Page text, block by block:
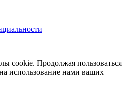
cookie. Продолжая пользоваться
использование нами ваших